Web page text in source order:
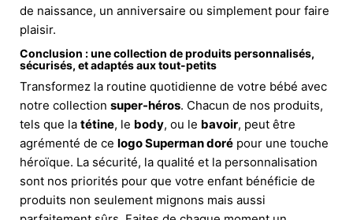
de naissance, un anniversaire ou simplement pour faire
plaisir.
Conclusion : une collection de produits personnalisés,
sécurisés, et adaptés aux tout-petits
Transformez la routine quotidienne de votre bébé avec
notre collection super-héros. Chacun de nos produits,
tels que la tétine, le body, ou le bavoir, peut être
agrémenté de ce logo Superman doré pour une touche
héroïque. La sécurité, la qualité et la personnalisation
sont nos priorités pour que votre enfant bénéficie de
produits non seulement mignons mais aussi